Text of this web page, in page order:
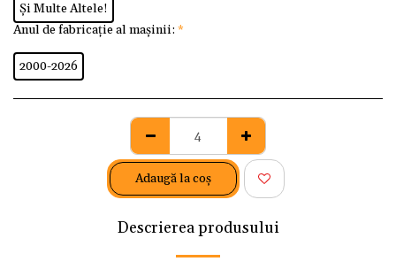
Și Multe Altele!
Anul de fabricație al mașinii: *
2000-2026
Adaugă la coş
Descrierea produsului